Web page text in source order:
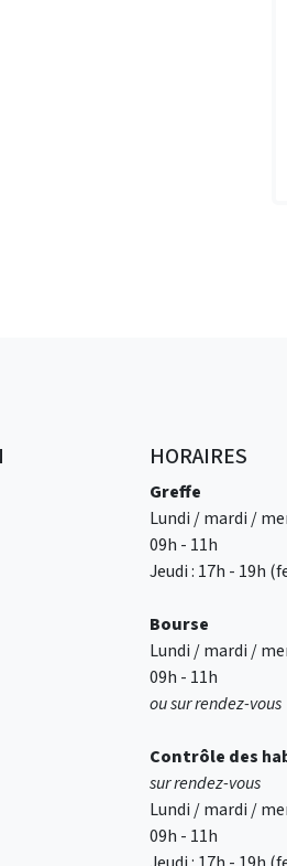
HORAIRES
Greffe
Lundi / mardi /
09h - 11h
Jeudi : 17h - 19h
Bourse
Lundi / mardi /
09h - 11h
ou sur rendez-vous
Contrôle des
sur rendez-vous
Lundi / mardi /
09h - 11h